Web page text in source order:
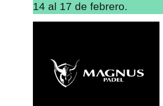
14 al 17 de febrero.